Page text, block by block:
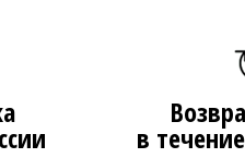
в